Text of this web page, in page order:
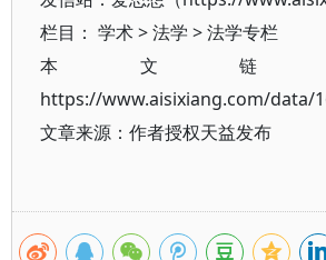
栏目： 学术>法学 >法学专栏
本文链
https://www.aisixiang.com/data/
文章来源：作者授权天益发布